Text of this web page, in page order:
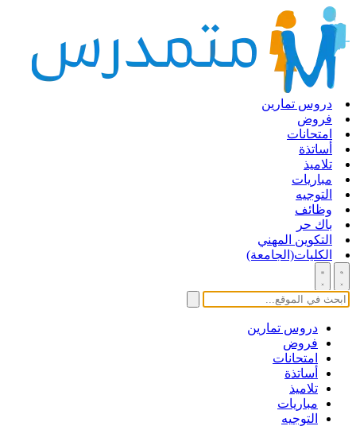
دروس تمارين
فروض
امتحانات
أساتذة
تلاميذ
مباريات
التوجيه
وظائف
باك حر
التكوين المهني
الكليات(الجامعة)
دروس تمارين
فروض
امتحانات
أساتذة
تلاميذ
مباريات
التوجيه